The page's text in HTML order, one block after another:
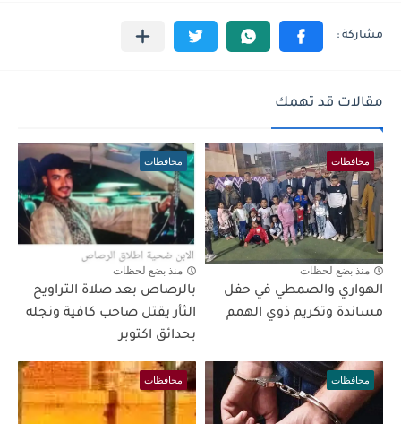
مقالات قد تهمك
محافظات
منذ بضع لحظات
الهواري والصمطي في حفل
مساندة وتكريم ذوي الهمم
محافظات
منذ بضع لحظات
بالرصاص بعد صلاة التراويح
الثأر يقتل صاحب كافية ونجله
بحدائق اكتوبر
محافظات محافظات